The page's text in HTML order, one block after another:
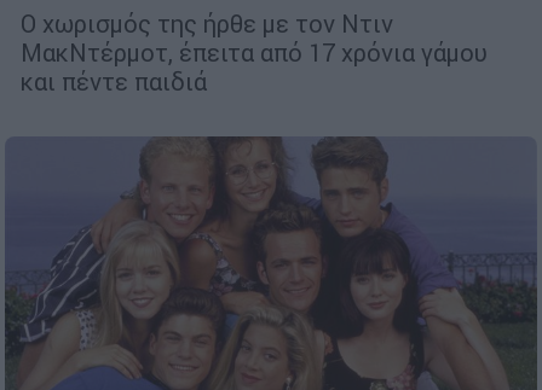
Ο χωρισμός της ήρθε με τον Ντιν
ΜακΝτέρμοτ, έπειτα από 17 χρόνια γάμου
και πέντε παιδιά